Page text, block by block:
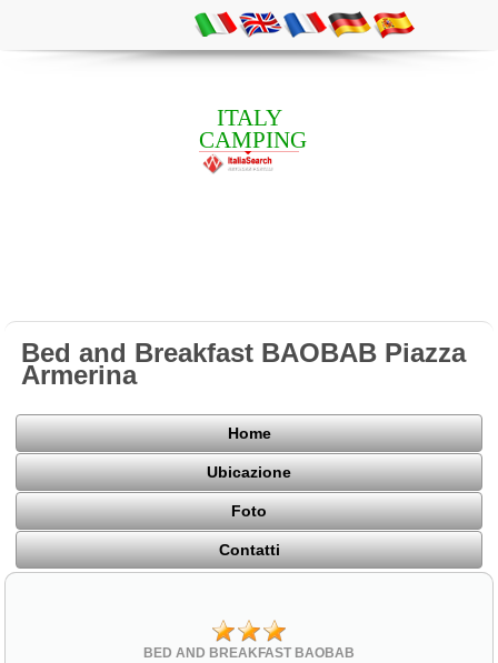
ITALY
CAMPING
Bed and Breakfast BAOBAB Piazza
Armerina
Home
Ubicazione
Foto
Contatti
BED AND BREAKFAST BAOBAB